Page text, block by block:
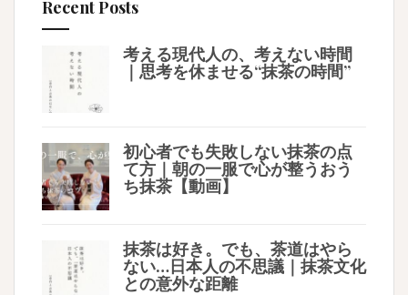
Recent Posts
考える現代人の、考えない時間
｜思考を休ませる“抹茶の時間”
初心者でも失敗しない抹茶の点
て方｜朝の一服で心が整うおう
ち抹茶【動画】
抹茶は好き。でも、茶道はやら
ない…日本人の不思議｜抹茶文化
との意外な距離